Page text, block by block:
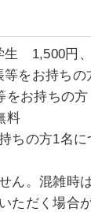
術館では10
。
生 1,500円
をお持ちの
お持ちの方
料
ちの方1名に
ん。混雑時
ただく場合